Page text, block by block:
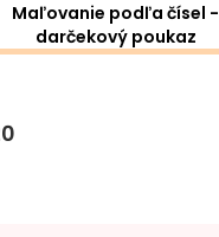
Maľovanie podľa čísel -
darčekový poukaz